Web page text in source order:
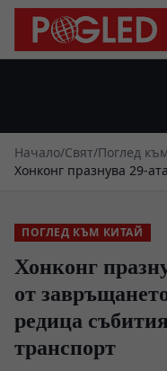
Начало/Свят/Поглед
Хонконг празнува 29-
ПОГЛЕД КЪМ КИТАЙ
Хонконг
от
редица
транспорт